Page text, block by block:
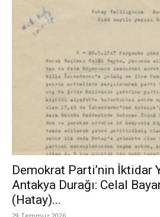
Demokrat Parti’nin İktidar
Antakya Durağı: Celal
(Hatay)...